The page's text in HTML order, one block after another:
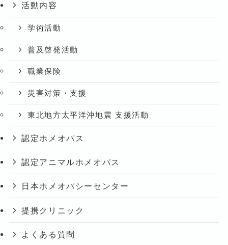
活動内容
学術活動
普及啓発活動
職業保険
災害対策・支援
東北地方太平洋沖地震 支援活動
認定ホメオパス
認定アニマルホメオパス
日本ホメオパシーセンター
提携クリニック
よくある質問